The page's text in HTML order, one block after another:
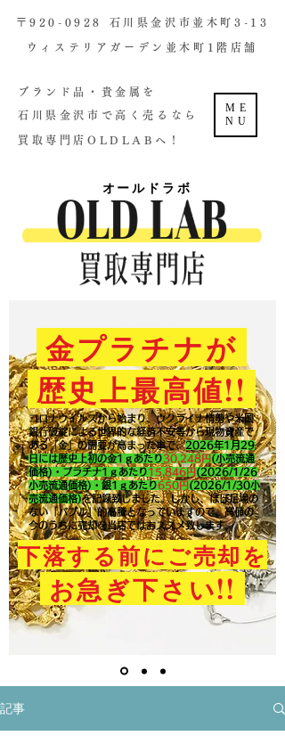
ME
NU
金プラチナが
歴史上最高値!!
コロナウイルスから始まり、ウクライナ情勢や米国
銀行破綻による世界的な経済不安等から現物資産で
ある「金」の需要が高まった事で、2026年1月29
日には歴史上初の金1ｇあたり30,248円 (小売流通
価格)・プラチナ1ｇあたり15,846円 (2026/1/26
小売流通価格)・銀1ｇあたり650円 (2026/1/30小
売流通価格)を記録致しました。​しかし、ほぼ足場の
ない「バブル」的高騰となっていますので、高値の
今のうちに売却を当店ではおススメ致します。
下落する前にご売却を
お急ぎ下さい!!
​〒920-0928 石川県金沢市並木町3-13
ウィステリアガーデン並木町1階店舗​
ブランド品・貴金属を
石川県金沢市で高く売るなら
買取専門店OLDLABへ！
オールドラボ
記事